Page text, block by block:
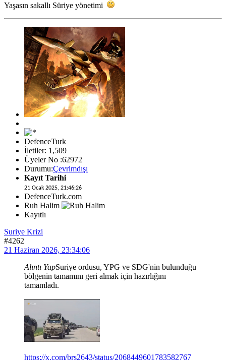
Yaşasın sakallı Süriye yönetimi
DefenceTurk
İletiler: 1,509
Üyeler No :62972
Durumu:Çevrimdışı
Kayıt Tarihi
21 Ocak 2025, 21:46:26
DefenceTurk.com
Ruh Halim
Kayıtlı
Suriye Krizi
#4262
21 Haziran 2026, 23:34:06
Alıntı YapSuriye ordusu, YPG ve SDG'nin bulunduğu
bölgenin tamamını geri almak için hazırlığını
tamamladı.
https://x.com/brs2643/status/2068449601783582767